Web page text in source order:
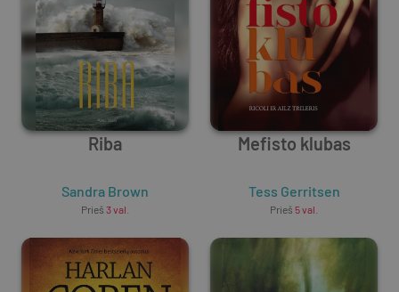
Riba
Sandra Brown
Prieš 3 val.
Mefisto klubas
Tess Gerritsen
Prieš 5 val.